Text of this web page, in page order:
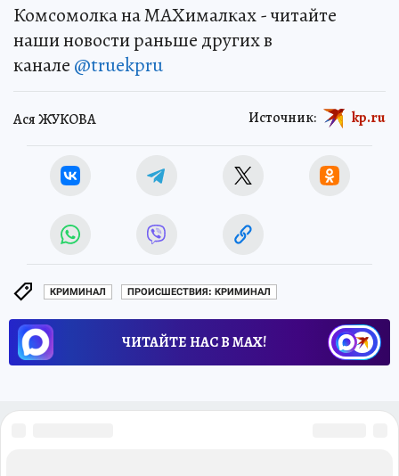
Комсомолка на MAXималках - читайте
наши новости раньше других в
канале @truekpru
Ася ЖУКОВА Источник: kp.ru
КРИМИНАЛ ПРОИСШЕСТВИЯ: КРИМИНАЛ
ЧИТАЙТЕ НАС В МАХ!